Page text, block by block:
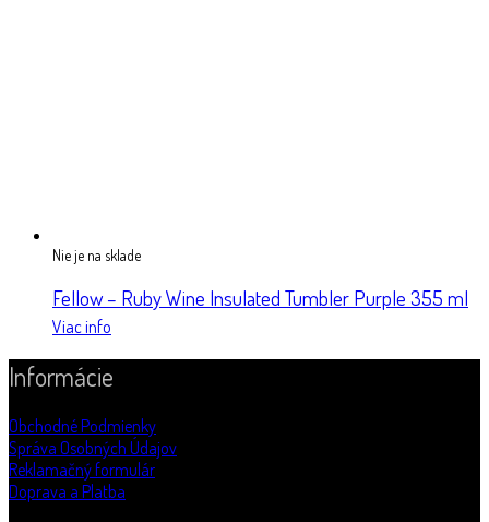
Nie je na sklade
Fellow – Ruby Wine Insulated Tumbler Purple 355 ml
Viac info
Informácie
Obchodné Podmienky
Správa Osobných Údajov
Reklamačný formulár
Doprava a Platba